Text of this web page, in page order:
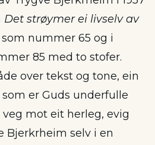
Det strøymer ei livselv av
som nummer 65 og i
85 med to stofer.
over tekst og tone, ein
er Guds underfulle
mot eit herleg, evig
Bjerkrheim selv i en